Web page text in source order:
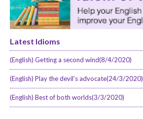
Latest Idioms
(English) Getting a second wind(8/4/2020)
(English) Play the devil’s advocate(24/3/2020)
(English) Best of both worlds(3/3/2020)